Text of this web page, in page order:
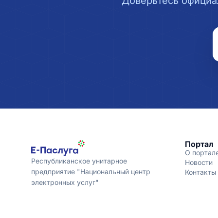
Республиканское унитарное
предприятие "Национальный центр
электронных услуг"
Портал
О
Новости
Контакты